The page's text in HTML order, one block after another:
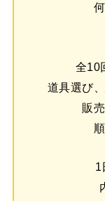
全10
道具選び
販
1